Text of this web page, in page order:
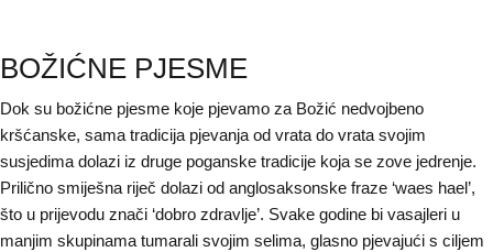
BOŽIĆNE PJESME
Dok su božićne pjesme koje pjevamo za Božić nedvojbeno
kršćanske, sama tradicija pjevanja od vrata do vrata svojim
susjedima dolazi iz druge poganske tradicije koja se zove jedrenje.
Prilično smiješna riječ dolazi od anglosaksonske fraze ‘waes hael’,
što u prijevodu znači ‘dobro zdravlje’. Svake godine bi vasajleri u
manjim skupinama tumarali svojim selima, glasno pjevajući s ciljem